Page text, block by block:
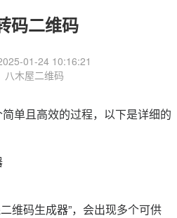
码二维码
01-24 10:16:21
八木屋二维码
单且高效的过程，以下是详细的
维码生成器”，会出现多个可供